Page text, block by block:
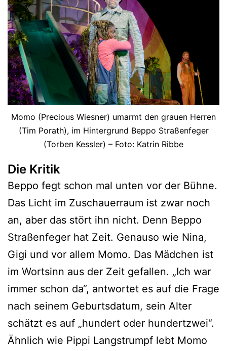
Momo (Precious Wiesner) umarmt den grauen Herren
(Tim Porath), im Hintergrund Beppo Straßenfeger
(Torben Kessler) – Foto: Katrin Ribbe
Die Kritik
Beppo fegt schon mal unten vor der Bühne.
Das Licht im Zuschauerraum ist zwar noch
an, aber das stört ihn nicht. Denn Beppo
Straßenfeger hat Zeit. Genauso wie Nina,
Gigi und vor allem Momo. Das Mädchen ist
im Wortsinn aus der Zeit gefallen. „Ich war
immer schon da“, antwortet es auf die Frage
nach seinem Geburtsdatum, sein Alter
schätzt es auf „hundert oder hundertzwei“.
Ähnlich wie Pippi Langstrumpf lebt Momo